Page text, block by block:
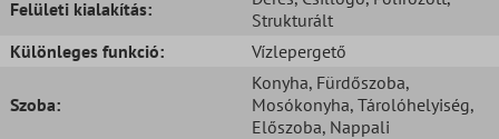
Felületi kialakítás:
Strukturált
Különleges funkció:
Vízlepergető
Szoba:
Konyha, Fürdőszoba,
Mosókonyha, Tárolóhelyiség,
Előszoba, Nappali